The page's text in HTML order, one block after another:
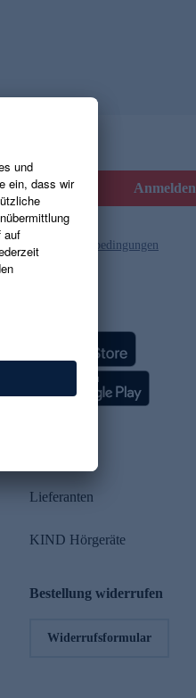
Anmelden
und die Gutscheinbedingungen
Lieferanten
KIND Hörgeräte
Bestellung widerrufen
Widerrufsformular